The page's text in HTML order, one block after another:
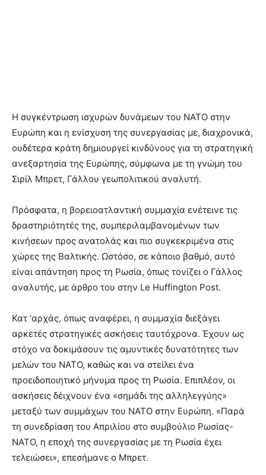
Η συγκέντρωση ισχυρών δυνάμεων του ΝΑΤΟ στην
Ευρώπη και η ενίσχυση της συνεργασίας με, διαχρονικά,
ουδέτερα κράτη δημιουργεί κινδύνους για τη στρατηγική
ανεξαρτησία της Ευρώπης, σύμφωνα με τη γνώμη του
Σιρίλ Μπρετ, Γάλλου γεωπολιτικού αναλυτή.
Πρόσφατα, η βορειοατλαντική συμμαχία ενέτεινε τις
δραστηριότητές της, συμπεριλαμβανομένων των
κινήσεων προς ανατολάς και πιο συγκεκριμένα στις
χώρες της Βαλτικής. Ωστόσο, σε κάποιο βαθμό, αυτό
είναι απάντηση προς τη Ρωσία, όπως τονίζει ο Γάλλος
αναλυτής, με άρθρο του στην Le Huffington Post.
Κατ ‘αρχάς, όπως αναφέρει, η συμμαχία διεξάγει
αρκετές στρατηγικές ασκήσεις ταυτόχρονα. Έχουν ως
στόχο να δοκιμάσουν τις αμυντικές δυνατότητες των
μελών του ΝΑΤΟ, καθώς και να στείλει ένα
προειδοποιητικό μήνυμα προς τη Ρωσία. Επιπλέον, οι
ασκήσεις δέιχνουν ένα «σημάδι της αλληλεγγύης»
μεταξύ των συμμάχων του ΝΑΤΟ στην Ευρώπη. «Παρά
τη συνεδρίαση του Απριλίου στο συμβούλιο Ρωσίας-
ΝΑΤΟ, η εποχή της συνεργασίας με τη Ρωσία έχει
τελειώσει», επεσήμανε ο Μπρετ.